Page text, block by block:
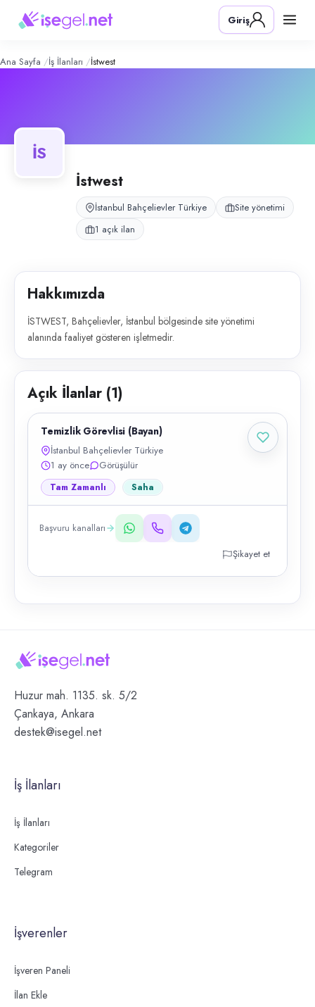
– Şirket Profili
Konum:
İSTWEST, Bahçelievler, İstanbul bölgesinde site yönetimi alanında
Giriş
Ana Sayfa İş İlanları İstwest
İS
İstwest
İstanbul Bahçelievler Türkiye
Site yönetimi
1 açık ilan
Hakkımızda
İSTWEST, Bahçelievler, İstanbul bölgesinde site yönetimi
alanında faaliyet gösteren işletmedir.
Açık İlanlar (1)
Temizlik Görevlisi (Bayan)
İstanbul Bahçelievler Türkiye
1 ay önce
Görüşülür
Tam Zamanlı Saha
Başvuru kanalları
Şikayet et
Huzur mah. 1135. sk. 5/2
Çankaya, Ankara
destek@isegel.net
İş İlanları
İş İlanları
Kategoriler
Telegram
İşverenler
İşveren Paneli
İlan Ekle